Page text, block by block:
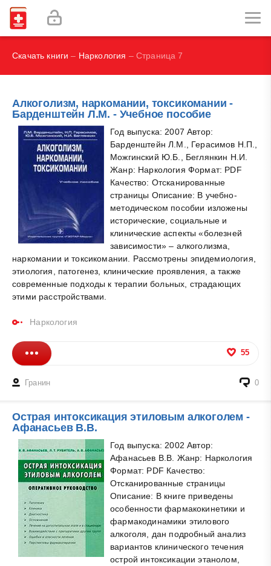
Наглядная иммунология - Бурместер Г.-Р., Пецутто А.
Labex Digital
Скачать книги – Наркология – Страница 7
Алкоголизм, наркомании, токсикомании -
Барденштейн Л.M. - Учебное пособие
Год выпуска: 2007 Автор:
Барденштейн Л.M., Герасимов Н.П.,
Можгинский Ю.Б., Беглянкин Н.И.
Жанр: Наркология Формат: PDF
Качество: Отсканированные
страницы Описание: В учебно-
методическом пособии изложены
исторические, социальные и
клинические аспекты «болезней
зависимости» – алкоголизма,
наркомании и токсикомании. Рассмотрены эпидемиология,
этиология, патогенез, клинические проявления, а также
современные подходы к терапии больных, страдающих
этими расстройствами.
Наркология
55
Гранин 0
Острая интоксикация этиловым алкоголем -
Афанасьев В.В.
Год выпуска: 2002 Автор:
Афанасьев В.В. Жанр: Наркология
Формат: PDF Качество:
Отсканированные страницы
Описание: В книге приведены
особенности фармакокинетики и
фармакодинамики этилового
алкоголя, дан подробный анализ
вариантов клинического течения
острой интоксикации этанолом,